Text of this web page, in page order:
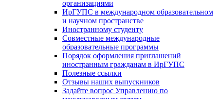
организациями
ИрГУПС в международном образовательном
и научном пространстве
Иностранному студенту
Совместные международные
образовательные программы
Порядок оформления приглашений
иностранным гражданам в ИрГУПС
Полезные ссылки
Отзывы наших выпускников
Задайте вопрос Управлению по